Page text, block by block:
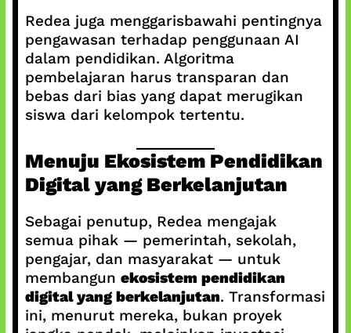
Redea juga menggarisbawahi pentingnya
pengawasan terhadap penggunaan AI
dalam pendidikan. Algoritma
pembelajaran harus transparan dan
bebas dari bias yang dapat merugikan
siswa dari kelompok tertentu.
Menuju Ekosistem Pendidikan
Digital yang Berkelanjutan
Sebagai penutup, Redea mengajak
semua pihak — pemerintah, sekolah,
pengajar, dan masyarakat — untuk
membangun ekosistem pendidikan
digital yang berkelanjutan. Transformasi
ini, menurut mereka, bukan proyek